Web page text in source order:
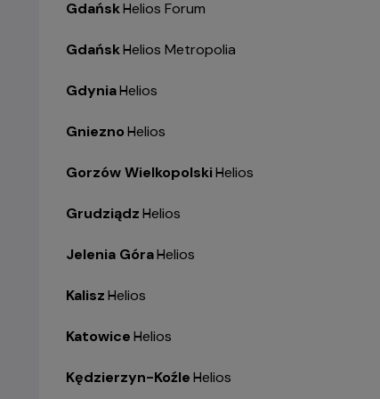
Gdańsk-
Helios Forum
Gdańsk-
Helios Metropolia
Gdynia-
Helios
Gniezno-
Helios
Gorzów Wielkopolski-
Helios
Grudziądz-
Helios
Jelenia Góra-
Helios
Kalisz-
Helios
Katowice-
Helios
Kędzierzyn-Koźle-
Helios